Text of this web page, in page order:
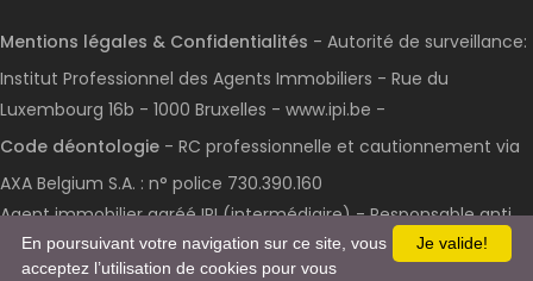
Mentions légales & Confidentialités - Autorité de surveillance:
Institut Professionnel des Agents Immobiliers - Rue du
Luxembourg 16b - 1000 Bruxelles - www.ipi.be -
Code déontologie - RC professionnelle et cautionnement via
AXA Belgium S.A. : n° police 730.390.160
Agent immobilier agréé IPI (intermédiaire) - Responsable anti
blanchiment et RGPD : CRAN Valérie - Numéro de compte de
tiers : BE79 0017 1514 7633
Je valide!
En poursuivant votre navigation sur ce site, vous
acceptez l’utilisation de cookies pour vous